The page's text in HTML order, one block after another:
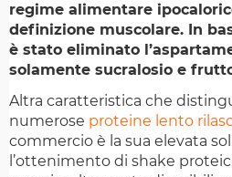
regime alimentare
definizione muscolare. In
è stato eliminato
solamente sucralosio e
Altra caratteristica che
numerose proteine lento
commercio è la sua elevata
l’ottenimento di shake